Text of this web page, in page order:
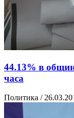
44.13% в
часа
Политика /